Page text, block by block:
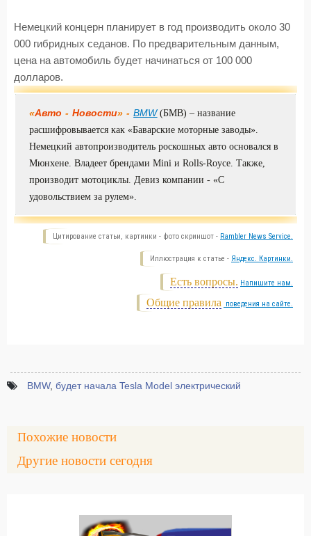
Немецкий концерн планирует в год производить около 30
000 гибридных седанов. По предварительным данным,
цена на автомобиль будет начинаться от 100 000
долларов.
«Авто -Новости» -BMW(БМВ) – название
расшифровывается как «Баварские моторные заводы».
Немецкий автопроизводитель роскошных авто основался в
Мюнхене. Владеет брендами Mini и Rolls-Royce. Также,
производит мотоциклы. Девиз компании - «С
удовольствием за рулем».
Цитирование статьи, картинки - фото скриншот - Rambler News Service.
Иллюстрация к статье - Яндекс. Картинки.
Есть вопросы. Напишите нам.
Общие правила поведения на сайте.
BMW, будет начала Tesla Model электрический
Похожие новости
Другие новости сегодня